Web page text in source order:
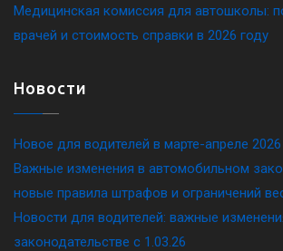
Медицинская комиссия для автошколы:
врачей и стоимость справки в 2026 году
Новости
Новое для водителей в марте-апреле
Важные изменения в автомобильном
новые правила штрафов и ограничений
Новости для водителей: важные
законодательстве c 1.03.26